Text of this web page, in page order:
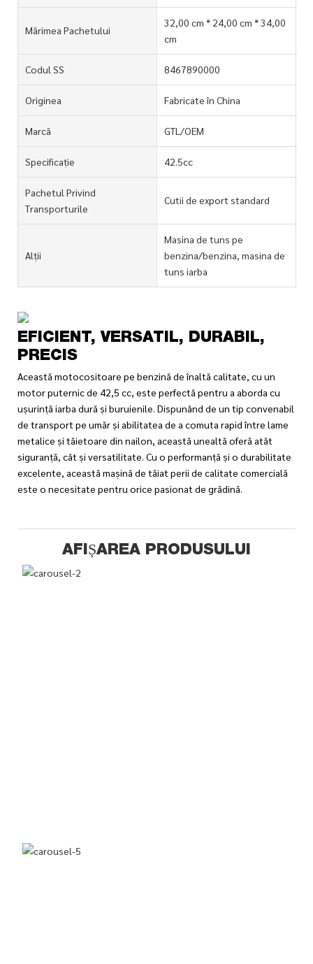
Mărimea Pachetului
32,00 cm * 24,00 cm * 34,00
cm
Codul SS 8467890000
Originea Fabricate în China
Marcă GTL/OEM
Specificație 42.5cc
Pachetul Privind
Transporturile
Cutii de export standard
Alții
Masina de tuns pe
benzina/benzina, masina de
tuns iarba
EFICIENT, VERSATIL, DURABIL,
PRECIS
Această motocositoare pe benzină de înaltă calitate, cu un
motor puternic de 42,5 cc, este perfectă pentru a aborda cu
ușurință iarba dură și buruienile. Dispunând de un tip convenabil
de transport pe umăr și abilitatea de a comuta rapid între lame
metalice și tăietoare din nailon, această unealtă oferă atât
siguranță, cât și versatilitate. Cu o performanță și o durabilitate
excelente, această mașină de tăiat perii de calitate comercială
este o necesitate pentru orice pasionat de grădină.
AFIȘAREA PRODUSULUI